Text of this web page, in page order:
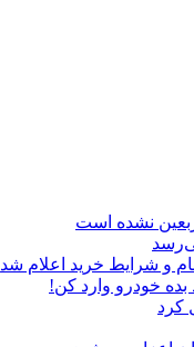
و شرایط خرید اعلام شد
کرد